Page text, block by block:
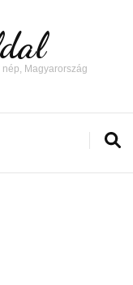
Magyarország